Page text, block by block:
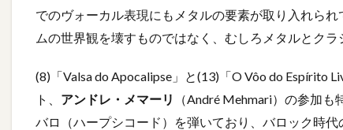
でのヴォーカル表現にもメタルの要素が取り入れら
ムの世界観を壊すものではなく、むしろメタルとク
(8)「Valsa do Apocalipse」と(13)「O Vôo do Espírito
ト、 アンドレ・メマーリ
（André Mehmari）の参加
バロ（ハープシコード）を弾いており、バロック時